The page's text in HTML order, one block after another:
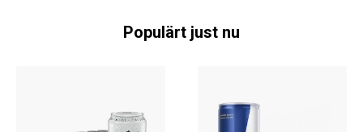
Populärt just nu